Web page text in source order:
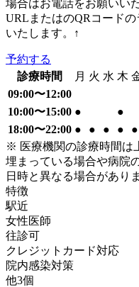
場合はお電話をお願いい
URLまたはのQRコード
いたします。↑
予約する
診療時間
月 火 水 木
09:00〜12:00
10:00〜15:00 ●
●
18:00〜22:00 ● ● ● ●
●
※ 医療機関の診療時間は
埋まっている場合や病院
日時と異なる場合があり
特徴
駅近
女性医師
往診可
クレジットカード対応
院内感染対策
他3個